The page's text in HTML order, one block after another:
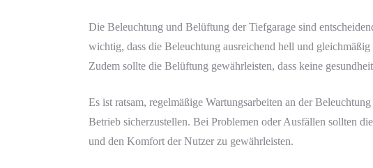
Die Beleuchtung und Belüftung der Tiefgarage sind
wichtig, dass die Beleuchtung ausreichend hell und
Zudem sollte die Belüftung gewährleisten, dass keine
Es ist ratsam, regelmäßige Wartungsarbeiten an der
Betrieb sicherzustellen. Bei Problemen oder Ausfällen sollten
und den Komfort der Nutzer zu gewährleisten.